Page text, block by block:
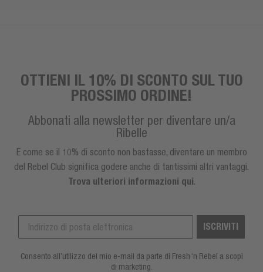
OTTIENI IL 10% DI SCONTO SUL TUO
PROSSIMO ORDINE!
Abbonati alla newsletter per diventare un/a
Ribelle
E come se il 10% di sconto non bastasse, diventare un membro
del Rebel Club significa godere anche di tantissimi altri vantaggi.
Trova ulteriori informazioni qui
ISCRIVITI
Consento all’utilizzo del mio e-mail da parte di Fresh ‘n Rebel a scopi
di marketing.